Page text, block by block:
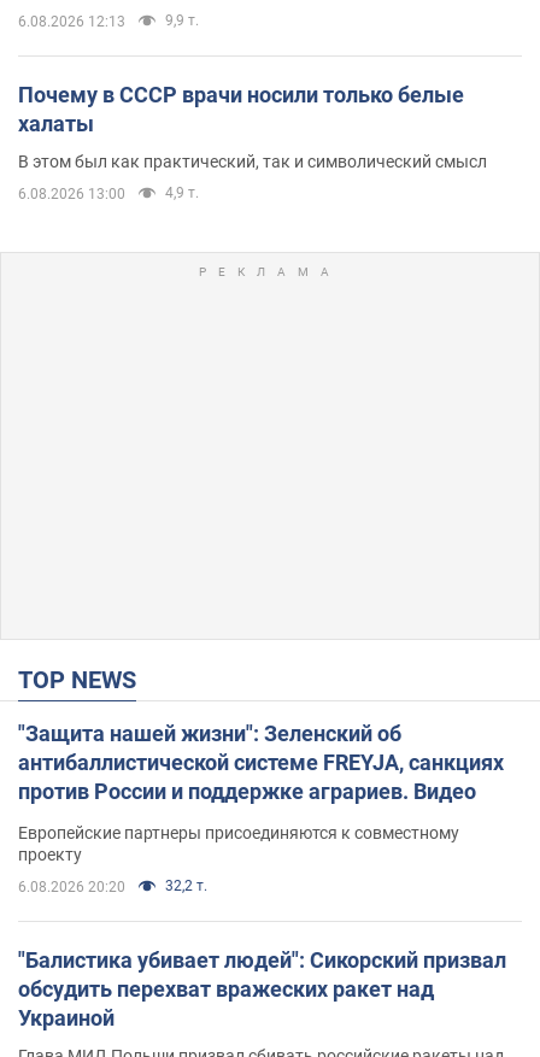
6.08.2026 12:13 9,9 т.
Почему в СССР врачи носили только белые
халаты
В этом был как практический, так и символический смысл
6.08.2026 13:00 4,9 т.
TOP NEWS
"Защита нашей жизни": Зеленский об
антибаллистической системе FREYJA, санкциях
против России и поддержке аграриев. Видео
Европейские партнеры присоединяются к совместному
проекту
6.08.2026 20:20 32,2 т.
"Балистика убивает людей": Сикорский призвал
обсудить перехват вражеских ракет над
Украиной